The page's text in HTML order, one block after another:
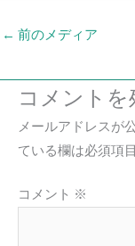
← 前のメディア
コメントを
メールアドレスが
ている欄は必須項
コメント ※